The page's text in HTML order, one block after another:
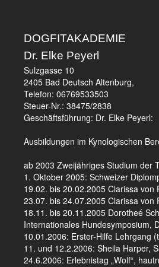
DOGFITAKADEMIE
Dr. Elke Peyerl
Sulzgasse 10
2405 Bad Deutsch Altenburg,
Telefon: 06769533503
Steuer-Nr.: 38475/2838
Geschäftsführung: Dr. Elke Peyerl:
Ausbildungen im Kynologischen
ab 2003 Zweijähriges Studium der
1. Oktober 2005: Schweizer
19.02. bis 20.02.2005 Clarissa von
23.07. bis 24.07.2005 Clarissa
18.11. bis 20.11.2005 Dorotheé
Internationales Hundesymposium,
10.01.2006: Erster-Hilfe Lehrgang
11. und 12.2.2006: Sheila Harper,
24.6.2006: Erlebnistag „Wolf“,